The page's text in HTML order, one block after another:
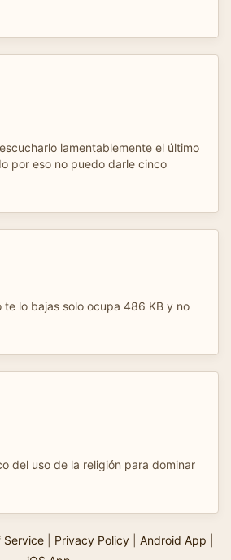
lamentablemente el último
por eso no puedo darle cinco
te lo bajas solo ocupa 486 KB y no
del uso de la religión para dominar
Service| Privacy Policy| Android App